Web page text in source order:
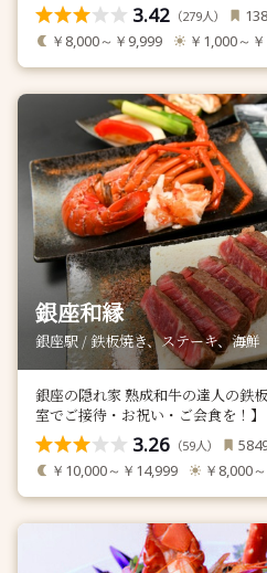
3.42 （279人）
￥8,000～￥9,999 ￥1,000～
銀座和縁
銀座駅 / 鉄板焼き、ステーキ、海鮮
銀座の隠れ家 熟成和牛の達人の鉄
室でご接待・お祝い・ご会食を！】
3.26 （59人）
￥10,000～￥14,999 ￥8,000